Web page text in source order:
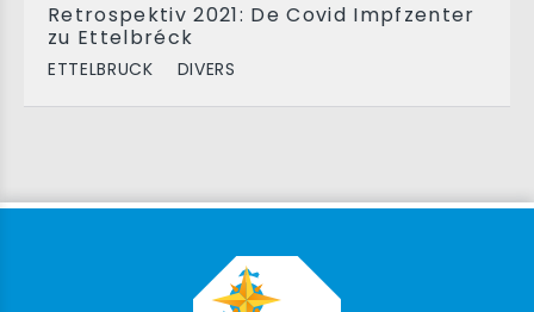
Retrospektiv 2021: De Covid Impfzenter
zu Ettelbréck
ETTELBRUCK DIVERS